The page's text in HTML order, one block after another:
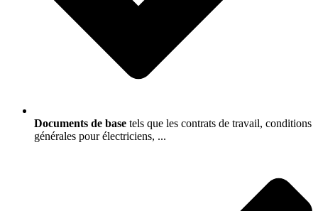
Documents de base tels que les contrats de travail, conditions
générales pour électriciens, ...